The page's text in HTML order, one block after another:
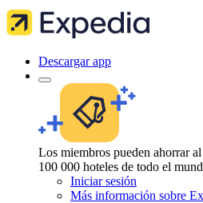
Descargar app
Los miembros pueden ahorrar
100 000 hoteles de todo el
Iniciar sesión
Más información sobre